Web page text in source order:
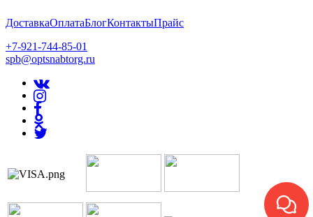
ДоставкаОплатаБлогКонтактыПрайс
+7-921-744-85-01
spb@optsnabtorg.ru